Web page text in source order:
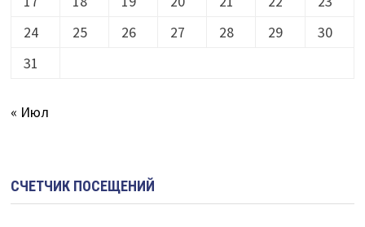
24
25 26 27 28 29
30
31
« Июл
СЧЕТЧИК ПОСЕЩЕНИЙ